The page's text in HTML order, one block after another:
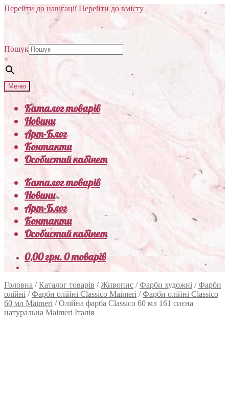
Перейти до навігації Перейти до вмісту
Пошук
×
Меню
Каталог товарів
Новини
Арт-Блог
Контакти
Особистий кабінет
Каталог товарів
Новини
Арт-Блог
Контакти
Особистий кабінет
0,00грн.0 товарів
Головна /Каталог товарів /Живопис /Фарби художні /Фарби
олійні /Фарби олійні Classico Maimeri /Фарби олійні Classico
60 мл Maimeri /Олійна фарба Classico 60 мл 161 сиєна
натуральна Maimeri Італія